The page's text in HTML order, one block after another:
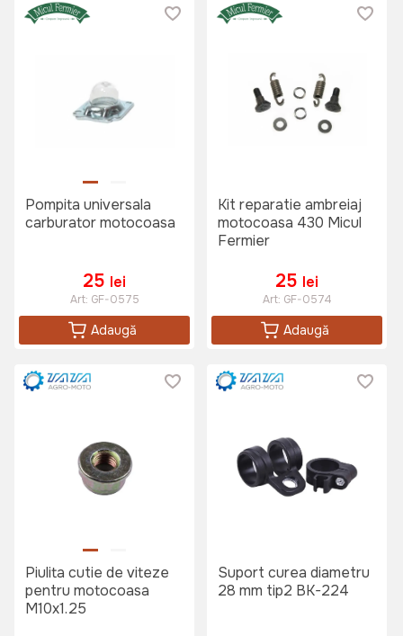
Pompita universala
carburator motocoasa
25 lei
Art: GF-0575
Adaugă
Kit reparatie ambreiaj
motocoasa 430 Micul
Fermier
25 lei
Art: GF-0574
Adaugă
Piulita cutie de viteze
pentru motocoasa
M10x1.25
Suport curea diametru
28 mm tip2 BK-224